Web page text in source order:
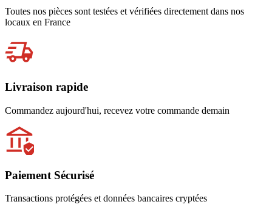
Toutes nos pièces sont testées et vérifiées directement dans nos
locaux en France
Livraison rapide
Commandez aujourd'hui, recevez votre commande demain
Paiement Sécurisé
Transactions protégées et données bancaires cryptées